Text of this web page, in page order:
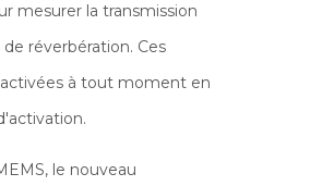
mesurer la transmission
réverbération. Ces
à tout moment en
le nouveau